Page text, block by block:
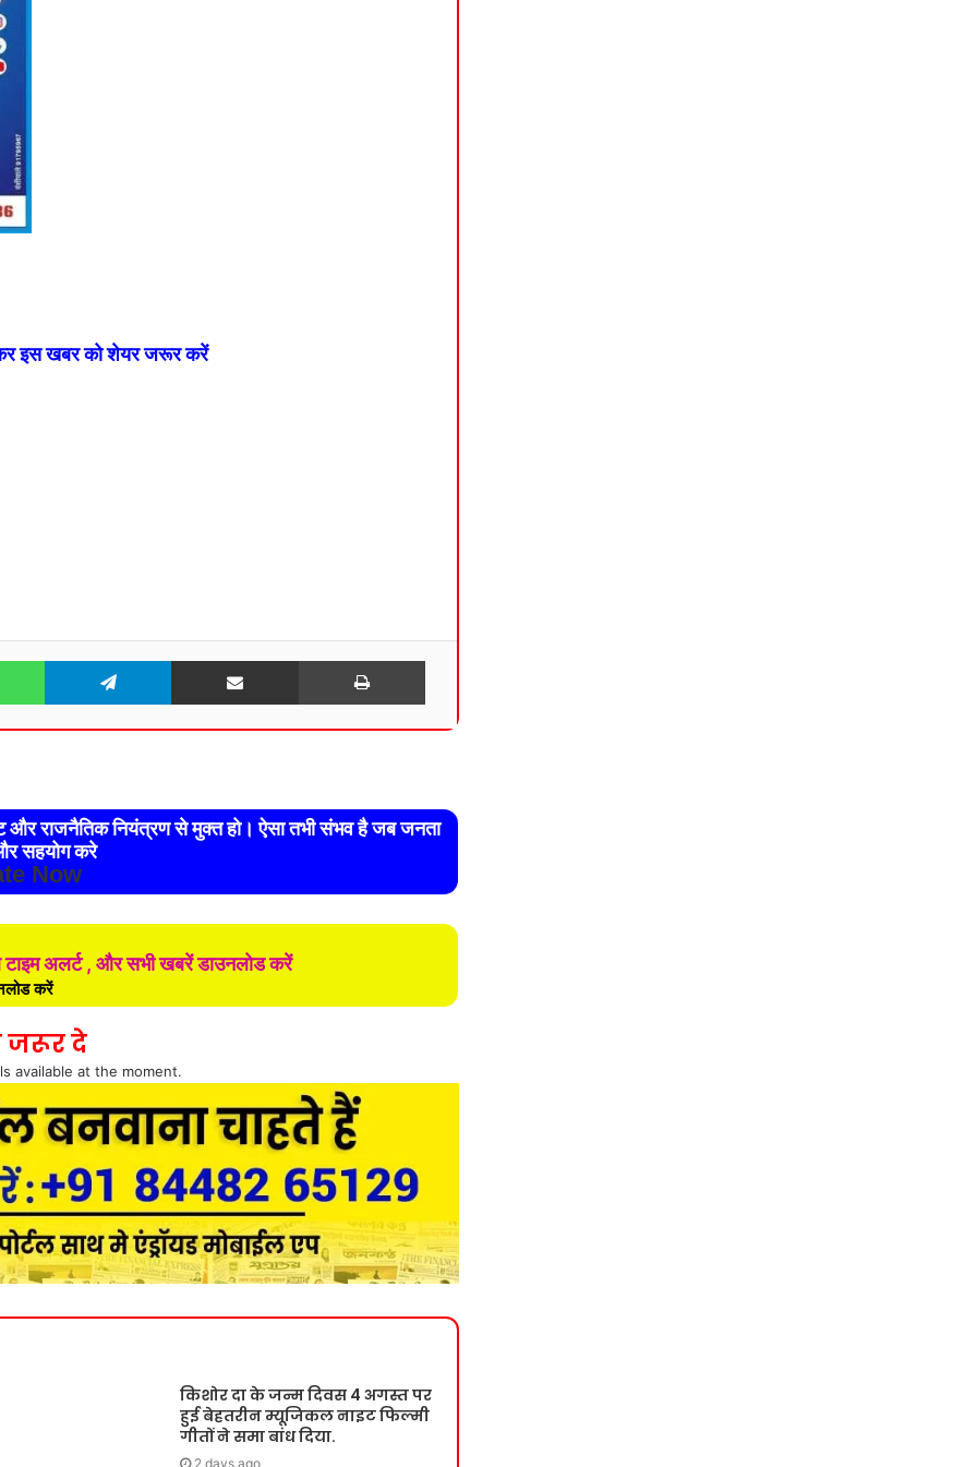
कर इस खबर को शेयर जरूर करें
WhatsApp Telegram Share via Email Print
और राजनैतिक नियंत्रण से मुक्त हो। ऐसा तभी संभव है जब जनता
सहयोग करे
Now
टाइम अलर्ट , और सभी खबरें डाउनलोड करें
करें
जरूर दे
available at the moment.
किशोर दा के जन्म दिवस 4 अगस्त पर
हुई बेहतरीन म्यूजिकल नाइट फिल्मी
गीतों ने समा बांध दिया.
2 days ago